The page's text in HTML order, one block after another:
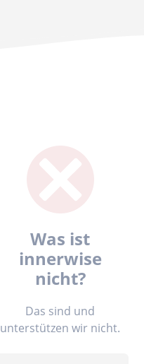
Was ist
innerwise
nicht?
Das sind und
unterstützen wir nicht.